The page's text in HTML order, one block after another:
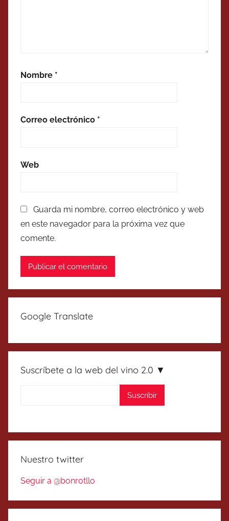
Nombre *
Correo electrónico *
Web
Guarda mi nombre, correo electrónico y web
en este navegador para la próxima vez que
comente.
Google Translate
Suscríbete a la web del vino 2.0 ▼
Nuestro twitter
Seguir a @bonrotllo